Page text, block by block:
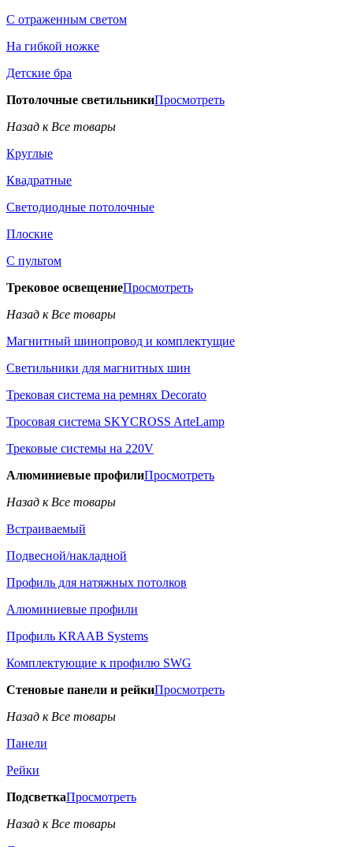
С отраженным светом
На гибкой ножке
Детские бра
Потолочные светильникиПросмотреть
Назад к Все товары
Круглые
Квадратные
Светодиодные потолочные
Плоские
С пультом
Трековое освещениеПросмотреть
Назад к Все товары
Магнитный шинопровод и комплектущие
Светильники для магнитных шин
Трековая система на ремнях Decorato
Тросовая система SKYCROSS ArteLamp
Трековые системы на 220V
Алюминиевые профилиПросмотреть
Назад к Все товары
Встраиваемый
Подвесной/накладной
Профиль для натяжных потолков
Алюминиевые профили
Профиль KRAAB Systems
Комплектующие к профилю SWG
Стеновые панели и рейкиПросмотреть
Назад к Все товары
Панели
Рейки
ПодсветкаПросмотреть
Назад к Все товары